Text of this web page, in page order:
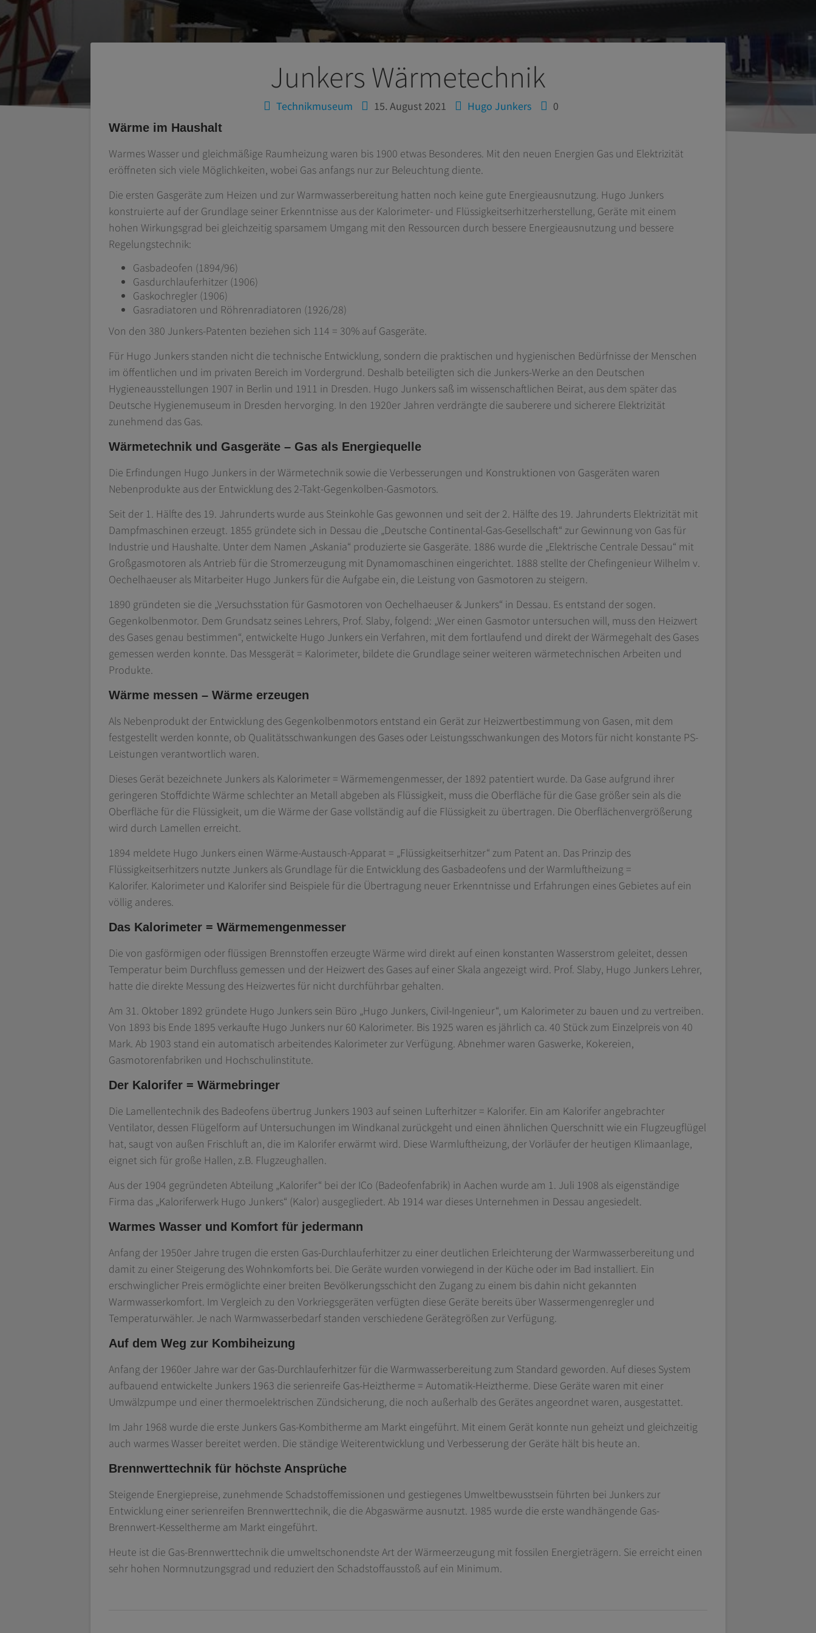
Junkers Wärmetechnik
Technikmuseum 15. August 2021 Hugo Junkers 0
Wärme im Haushalt
Warmes Wasser und gleichmäßige Raumheizung waren bis 1900 etwas Besonderes. Mit den neuen Energien Gas und Elektrizität
eröffneten sich viele Möglichkeiten, wobei Gas anfangs nur zur Beleuchtung diente.
Die ersten Gasgeräte zum Heizen und zur Warmwasserbereitung hatten noch keine gute Energieausnutzung. Hugo Junkers
konstruierte auf der Grundlage seiner Erkenntnisse aus der Kalorimeter- und Flüssigkeitserhitzerherstellung, Geräte mit einem
hohen Wirkungsgrad bei gleichzeitig sparsamem Umgang mit den Ressourcen durch bessere Energieausnutzung und bessere
Regelungstechnik:
Gasbadeofen (1894/96)
Gasdurchlauferhitzer (1906)
Gaskochregler (1906)
Gasradiatoren und Röhrenradiatoren (1926/28)
Von den 380 Junkers-Patenten beziehen sich 114 = 30% auf Gasgeräte.
Für Hugo Junkers standen nicht die technische Entwicklung, sondern die praktischen und hygienischen Bedürfnisse der Menschen
im öffentlichen und im privaten Bereich im Vordergrund. Deshalb beteiligten sich die Junkers-Werke an den Deutschen
Hygieneausstellungen 1907 in Berlin und 1911 in Dresden. Hugo Junkers saß im wissenschaftlichen Beirat, aus dem später das
Deutsche Hygienemuseum in Dresden hervorging. In den 1920er Jahren verdrängte die sauberere und sicherere Elektrizität
zunehmend das Gas.
Wärmetechnik und Gasgeräte – Gas als Energiequelle
Die Erfindungen Hugo Junkers in der Wärmetechnik sowie die Verbesserungen und Konstruktionen von Gasgeräten waren
Nebenprodukte aus der Entwicklung des 2-Takt-Gegenkolben-Gasmotors.
Seit der 1. Hälfte des 19. Jahrunderts wurde aus Steinkohle Gas gewonnen und seit der 2. Hälfte des 19. Jahrunderts Elektrizität mit
Dampfmaschinen erzeugt. 1855 gründete sich in Dessau die „Deutsche Continental-Gas-Gesellschaft“ zur Gewinnung von Gas für
Industrie und Haushalte. Unter dem Namen „Askania“ produzierte sie Gasgeräte. 1886 wurde die „Elektrische Centrale Dessau“ mit
Großgasmotoren als Antrieb für die Stromerzeugung mit Dynamomaschinen eingerichtet. 1888 stellte der Chefingenieur Wilhelm v.
Oechelhaeuser als Mitarbeiter Hugo Junkers für die Aufgabe ein, die Leistung von Gasmotoren zu steigern.
1890 gründeten sie die „Versuchsstation für Gasmotoren von Oechelhaeuser & Junkers“ in Dessau. Es entstand der sogen.
Gegenkolbenmotor. Dem Grundsatz seines Lehrers, Prof. Slaby, folgend: „Wer einen Gasmotor untersuchen will, muss den Heizwert
des Gases genau bestimmen“, entwickelte Hugo Junkers ein Verfahren, mit dem fortlaufend und direkt der Wärmegehalt des Gases
gemessen werden konnte. Das Messgerät = Kalorimeter, bildete die Grundlage seiner weiteren wärmetechnischen Arbeiten und
Produkte.
Wärme messen – Wärme erzeugen
Als Nebenprodukt der Entwicklung des Gegenkolbenmotors entstand ein Gerät zur Heizwertbestimmung von Gasen, mit dem
festgestellt werden konnte, ob Qualitätsschwankungen des Gases oder Leistungsschwankungen des Motors für nicht konstante PS-
Leistungen verantwortlich waren.
Dieses Gerät bezeichnete Junkers als Kalorimeter = Wärmemengenmesser, der 1892 patentiert wurde. Da Gase aufgrund ihrer
geringeren Stoffdichte Wärme schlechter an Metall abgeben als Flüssigkeit, muss die Oberfläche für die Gase größer sein als die
Oberfläche für die Flüssigkeit, um die Wärme der Gase vollständig auf die Flüssigkeit zu übertragen. Die Oberflächenvergrößerung
wird durch Lamellen erreicht.
1894 meldete Hugo Junkers einen Wärme-Austausch-Apparat = „Flüssigkeitserhitzer“ zum Patent an. Das Prinzip des
Flüssigkeitserhitzers nutzte Junkers als Grundlage für die Entwicklung des Gasbadeofens und der Warmluftheizung =
Kalorifer. Kalorimeter und Kalorifer sind Beispiele für die Übertragung neuer Erkenntnisse und Erfahrungen eines Gebietes auf ein
völlig anderes.
Das Kalorimeter = Wärmemengenmesser
Die von gasförmigen oder flüssigen Brennstoffen erzeugte Wärme wird direkt auf einen konstanten Wasserstrom geleitet, dessen
Temperatur beim Durchfluss gemessen und der Heizwert des Gases auf einer Skala angezeigt wird. Prof. Slaby, Hugo Junkers Lehrer,
hatte die direkte Messung des Heizwertes für nicht durchführbar gehalten.
Am 31. Oktober 1892 gründete Hugo Junkers sein Büro „Hugo Junkers, Civil-Ingenieur“, um Kalorimeter zu bauen und zu vertreiben.
Von 1893 bis Ende 1895 verkaufte Hugo Junkers nur 60 Kalorimeter. Bis 1925 waren es jährlich ca. 40 Stück zum Einzelpreis von 40
Mark. Ab 1903 stand ein automatisch arbeitendes Kalorimeter zur Verfügung. Abnehmer waren Gaswerke, Kokereien,
Gasmotorenfabriken und Hochschulinstitute.
Der Kalorifer = Wärmebringer
Die Lamellentechnik des Badeofens übertrug Junkers 1903 auf seinen Lufterhitzer = Kalorifer. Ein am Kalorifer angebrachter
Ventilator, dessen Flügelform auf Untersuchungen im Windkanal zurückgeht und einen ähnlichen Querschnitt wie ein Flugzeugflügel
hat, saugt von außen Frischluft an, die im Kalorifer erwärmt wird. Diese Warmluftheizung, der Vorläufer der heutigen Klimaanlage,
eignet sich für große Hallen, z.B. Flugzeughallen.
Aus der 1904 gegründeten Abteilung „Kalorifer“ bei der ICo (Badeofenfabrik) in Aachen wurde am 1. Juli 1908 als eigenständige
Firma das „Kaloriferwerk Hugo Junkers“ (Kalor) ausgegliedert. Ab 1914 war dieses Unternehmen in Dessau angesiedelt.
Warmes Wasser und Komfort für jedermann
Anfang der 1950er Jahre trugen die ersten Gas-Durchlauferhitzer zu einer deutlichen Erleichterung der Warmwasserbereitung und
damit zu einer Steigerung des Wohnkomforts bei. Die Geräte wurden vorwiegend in der Küche oder im Bad installiert. Ein
erschwinglicher Preis ermöglichte einer breiten Bevölkerungsschicht den Zugang zu einem bis dahin nicht gekannten
Warmwasserkomfort. Im Vergleich zu den Vorkriegsgeräten verfügten diese Geräte bereits über Wassermengenregler und
Temperaturwähler. Je nach Warmwasserbedarf standen verschiedene Gerätegrößen zur Verfügung.
Auf dem Weg zur Kombiheizung
Anfang der 1960er Jahre war der Gas-Durchlauferhitzer für die Warmwasserbereitung zum Standard geworden. Auf dieses System
aufbauend entwickelte Junkers 1963 die serienreife Gas-Heiztherme = Automatik-Heiztherme. Diese Geräte waren mit einer
Umwälzpumpe und einer thermoelektrischen Zündsicherung, die noch außerhalb des Gerätes angeordnet waren, ausgestattet.
Im Jahr 1968 wurde die erste Junkers Gas-Kombitherme am Markt eingeführt. Mit einem Gerät konnte nun geheizt und gleichzeitig
auch warmes Wasser bereitet werden. Die ständige Weiterentwicklung und Verbesserung der Geräte hält bis heute an.
Brennwerttechnik für höchste Ansprüche
Steigende Energiepreise, zunehmende Schadstoffemissionen und gestiegenes Umweltbewusstsein führten bei Junkers zur
Entwicklung einer serienreifen Brennwerttechnik, die die Abgaswärme ausnutzt. 1985 wurde die erste wandhängende Gas-
Brennwert-Kesseltherme am Markt eingeführt.
Heute ist die Gas-Brennwerttechnik die umweltschonendste Art der Wärmeerzeugung mit fossilen Energieträgern. Sie erreicht einen
sehr hohen Normnutzungsgrad und reduziert den Schadstoffausstoß auf ein Minimum.
Beitragsnavigation